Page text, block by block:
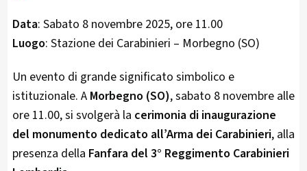
Data: Sabato 8 novembre 2025, ore 11.00
Luogo: Stazione dei Carabinieri – Morbegno (SO)
Un evento di grande significato simbolico e
istituzionale. A Morbegno (SO), sabato 8 novembre alle
ore 11.00, si svolgerà la cerimonia di inaugurazione
del monumento dedicato all’Arma dei Carabinieri, alla
presenza della Fanfara del 3° Reggimento Carabinieri